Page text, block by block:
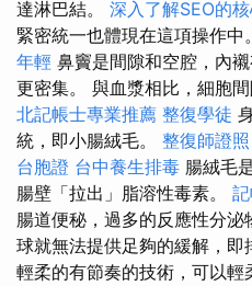
達淋巴結。 深入了解SEO的
緊密統一也體現在這項操作中
年輕 鼻竇是間隙和空腔，內
更密集。 與血漿相比，細胞
北記帳士專業推薦 整復學徒
統，即小腸絨毛。 整復師證照
台胞證 台中養生排毒 腸絨毛
腸壁「拉出」脂溶性毒素。
腸道便秘，過多的反應性分
球就無法提供足夠的緩解，即
輕柔的有節奏的技術，可以